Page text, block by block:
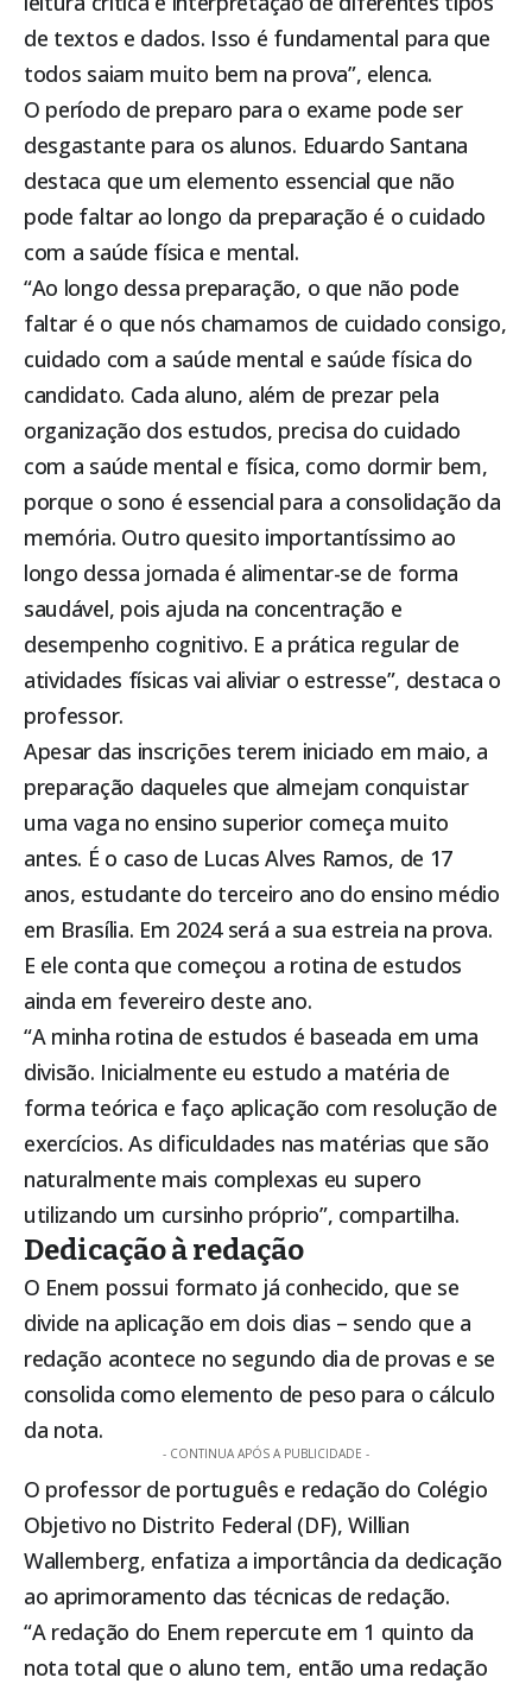
de textos e dados. Isso é fundamental para que
todos saiam muito bem na prova”, elenca.
O período de preparo para o exame pode ser
desgastante para os alunos. Eduardo Santana
destaca que um elemento essencial que não
pode faltar ao longo da preparação é o cuidado
com a saúde física e mental.
“Ao longo dessa preparação, o que não pode
faltar é o que nós chamamos de cuidado consigo,
cuidado com a saúde mental e saúde física do
candidato. Cada aluno, além de prezar pela
organização dos estudos, precisa do cuidado
com a saúde mental e física, como dormir bem,
porque o sono é essencial para a consolidação da
memória. Outro quesito importantíssimo ao
longo dessa jornada é alimentar-se de forma
saudável, pois ajuda na concentração e
desempenho cognitivo. E a prática regular de
atividades físicas vai aliviar o estresse”, destaca o
professor.
Apesar das inscrições terem iniciado em maio, a
preparação daqueles que almejam conquistar
uma vaga no ensino superior começa muito
antes. É o caso de Lucas Alves Ramos, de 17
anos, estudante do terceiro ano do ensino médio
em Brasília. Em 2024 será a sua estreia na prova.
E ele conta que começou a rotina de estudos
ainda em fevereiro deste ano.
“A minha rotina de estudos é baseada em uma
divisão. Inicialmente eu estudo a matéria de
forma teórica e faço aplicação com resolução de
exercícios. As dificuldades nas matérias que são
naturalmente mais complexas eu supero
utilizando um cursinho próprio”, compartilha.
Dedicação à redação
O Enem possui formato já conhecido, que se
divide na aplicação em dois dias – sendo que a
redação acontece no segundo dia de provas e se
consolida como elemento de peso para o cálculo
da nota.
- CONTINUA APÓS A PUBLICIDADE -
O professor de português e redação do Colégio
Objetivo no Distrito Federal (DF), Willian
Wallemberg, enfatiza a importância da dedicação
ao aprimoramento das técnicas de redação.
“A redação do Enem repercute em 1 quinto da
nota total que o aluno tem, então uma redação